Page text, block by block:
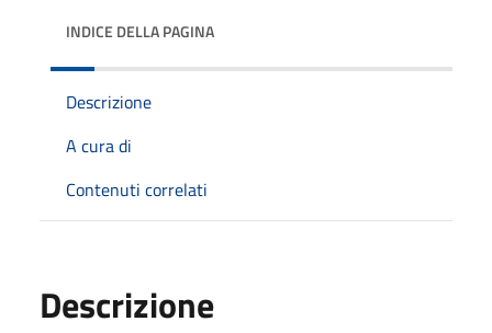
INDICE DELLA PAGINA
Descrizione
A cura di
Contenuti correlati
Descrizione